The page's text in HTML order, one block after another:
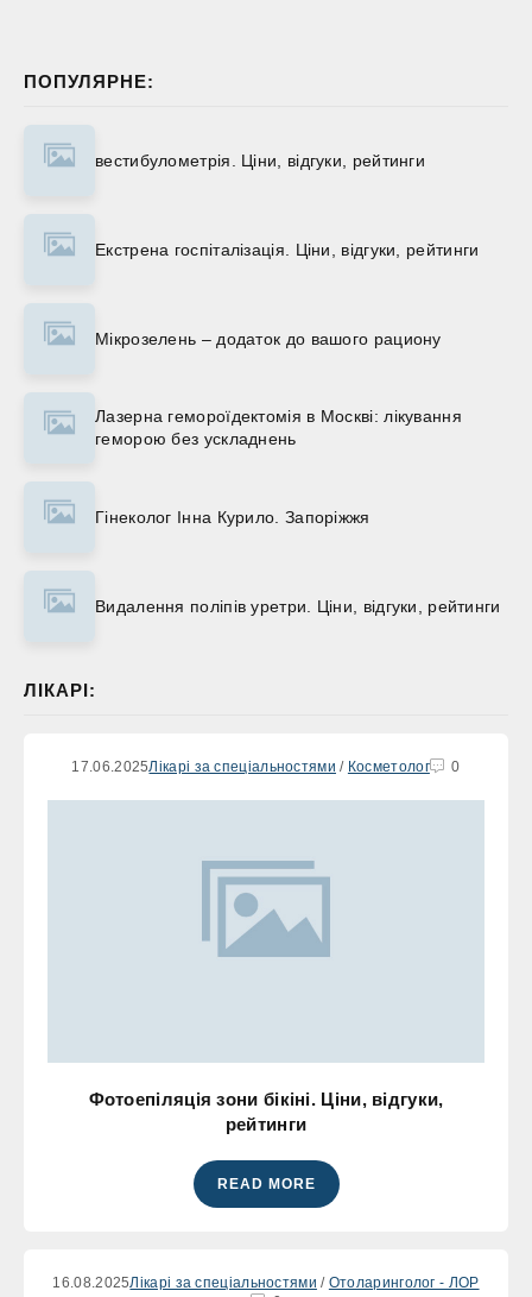
ПОПУЛЯРНЕ:
вестибулометрія. Ціни, відгуки, рейтинги
Екстрена госпіталізація. Ціни, відгуки, рейтинги
Мікрозелень – додаток до вашого рациону
Лазерна гемороїдектомія в Москві: лікування
геморою без ускладнень
Гінеколог Інна Курило. Запоріжжя
Видалення поліпів уретри. Ціни, відгуки, рейтинги
ЛІКАРІ:
17.06.2025Лікарі за спеціальностями / Косметолог 0
Фотоепіляція зони бікіні. Ціни, відгуки,
рейтинги
READ MORE
16.08.2025Лікарі за спеціальностями / Отоларинголог - ЛОР